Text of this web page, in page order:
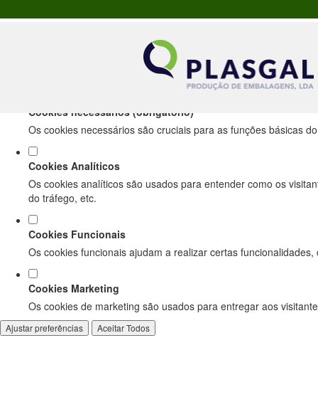
Defina as suas preferências de cookies
Este website utiliza cookies estritamente necessários, analíticos e
política de privacidade e de Cookies.
Cookies necessários (obrigatório)
Os cookies necessários são cruciais para as funções básicas
Cookies Analíticos
Os cookies analíticos são usados para entender como os
do tráfego, etc.
Cookies Funcionais
Os cookies funcionais ajudam a realizar certas
Cookies Marketing
Os cookies de marketing são usados para entregar aos
Ajustar preferências Aceitar Todos